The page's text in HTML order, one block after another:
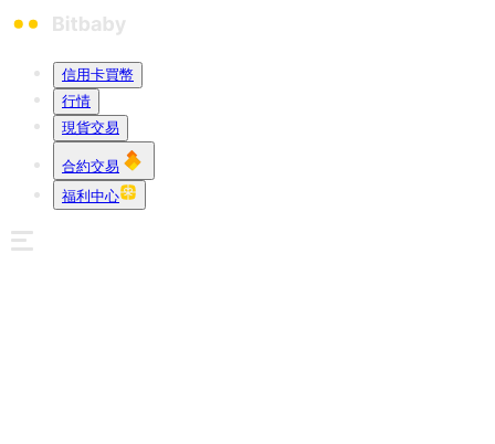
信用卡買幣
行情
現貨交易
合約交易
福利中心